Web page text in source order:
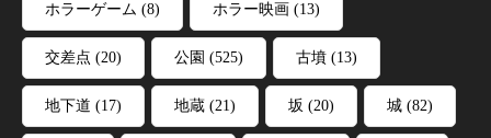
ホラーゲーム (8) ホラー映画 (13)
交差点 (20) 公園 (525) 古墳 (13)
地下道 (17) 地蔵 (21) 坂 (20) 城 (82)